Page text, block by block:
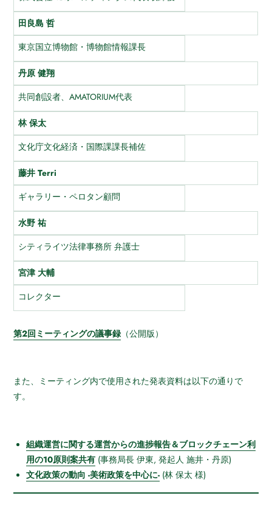
about
news
contact
youtube
田良島 哲
東京国立博物館・博物館情報課長
丹原 健翔
共同創設者、AMATORIUM代表
林 保太
文化庁文化経済・国際課課長補佐
藤井 Terri
ギャラリー・ペロタン顧問
水野 祐
シティライツ法律事務所 弁護士
宮津 大輔
コレクター
第2回ミーティングの議事録 （公開版）
また、ミーティング内で使用された発表資料は以下の通りで
す。
組織運営に関する運営からの進捗報告＆ブロックチェーン利
用の10原則案共有 (事務局長 伊東, 発起人 施井・丹原)
文化政策の動向 -美術政策を中心に- (林 保太 様)